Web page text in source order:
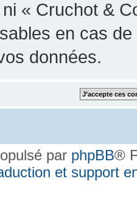
« Cruchot &
en cas
données.
par phpBB®
et support